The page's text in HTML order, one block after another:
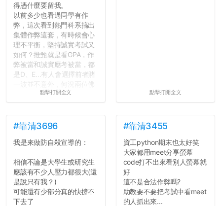
得憑什麼要留我。
以前多少也看過同學有作
弊，這次看到熱門科系搞出
集體作弊這套，有時候會心
理不平衡，堅持誠實考試又
如何？推甄就是看GPA，作
弊被當和誠實應考被當，都
是D、E...有人會選擇前者賭
心教授看起來要輕輕放下
長作弊的風氣。
反正老人我明天就要搬離新
關，就當最後一天發個牢騷
吧XD，祝學弟妹們修課順利
~~...
點擊打開全文 點擊打開全文
#靠清3696
我是來做防自殺宣導的：
相信不論是大學生或研究生
應該有不少人壓力都很大(還
是說只有我？)
可能還有少部分真的快撐不
下去了
#靠清3455
資工python期末也太好笑
大家都用meet分享螢幕
code打不出來看別人螢幕就
好
這不是合法作弊嗎?
助教要不要把考試中看meet
的人抓出來...